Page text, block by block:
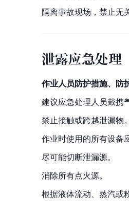
隔离事故现场，禁止无
泄露应急处理
作业人员防护措施、防
建议应急处理人员戴携
禁止接触或跨越泄漏物
作业时使用的所有设备
尽可能切断泄漏源。
消除所有点火源。
根据液体流动、蒸汽或